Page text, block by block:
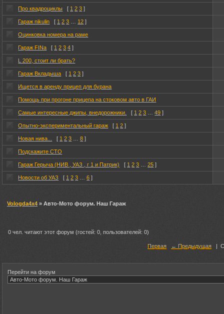
Про квадроциклы [ 1 2 3 ]
Гараж nikulin [ 1 2 3 12 ]
Оцинковка номера на раме
Гараж FINа [ 1 2 3 4 ]
L 200, стоит ли брать?
Гараж Вкладыша [ 1 2 3 ]
Ищется в аренду прицеп для бурана
Помощь при прогоне прицепа на стоковом авто в ГАИ
Самые интересные джипы, внедорожники. [ 1 2 3 …49 ]
Опытно-экспериментальный гараж [ 1 2 ]
Новая нива... [ 1 2 3 …8 ]
Подскажите СТО
Гараж Герыча (НИВ , УАЗ , г 1 и Патрик) [ 1 2 3 …25 ]
Новости об УАЗ [ 1 2 3 …6 ]
Vologda4x4 » Авто-Мото форум. Наш Гараж
0 чел. читают этот форум (гостей: 0, пользователей: 0)
Первая ← Предыдущая |
Перейти на форум